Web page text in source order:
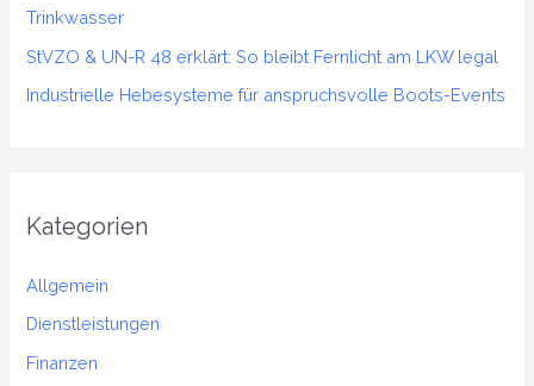
Trinkwasser
StVZO & UN-R 48 erklärt: So bleibt Fernlicht am LKW legal
Industrielle Hebesysteme für anspruchsvolle Boots-Events
Kategorien
Allgemein
Dienstleistungen
Finanzen